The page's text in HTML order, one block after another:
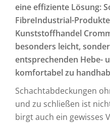
eine effiziente Lösung:
FibreIndustrial-
Kunststoffhandel
besonders leicht,
entsprechenden Hebe-
komfortabel zu
Schachtabdeckungen
und zu schließen ist
birgt auch ein gewisses